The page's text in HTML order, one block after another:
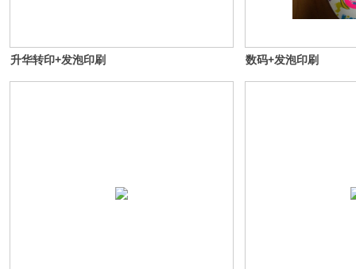
升华转印+发泡印刷 数码+发泡印刷